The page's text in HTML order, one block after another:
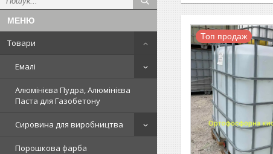
Товари
Емалі
Алюмінієва Пудра, Алюмінієва
Паста для Газобетону
Сировина для виробництва
Порошкова фарба
Топ продаж